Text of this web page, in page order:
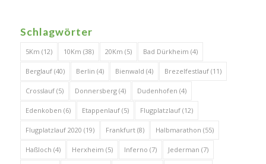
Schlagwörter
5Km (12) 10Km (38) 20Km (5) Bad Dürkheim (4)
Berglauf(40) Berlin (4) Bienwald (4) Brezelfestlauf(11)
Crosslauf(5) Donnersberg(4) Dudenhofen (4)
Edenkoben (6) Etappenlauf(5) Flugplatzlauf(12)
Flugplatzlauf 2020 (19) Frankfurt(8) Halbmarathon (55)
Haßloch (4) Herxheim (5) Inferno (7) Jederman (7)